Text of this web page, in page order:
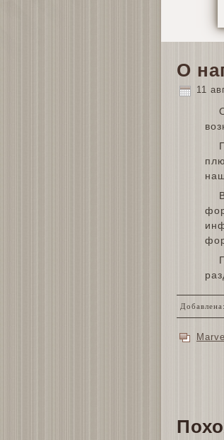
О
11
Добавлена: